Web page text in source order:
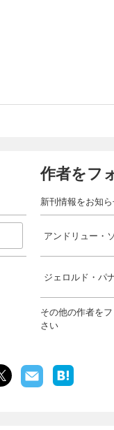
作者をフ
新刊情報をお知ら
アンドリュー・
ジェロルド・パ
その他の作者を
さい